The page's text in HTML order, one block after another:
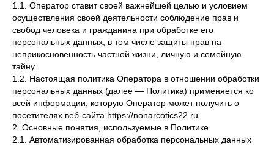
1.1. Оператор ставит своей важнейшей целью и условием
осуществления своей деятельности соблюдение прав и
свобод человека и гражданина при обработке его
персональных данных, в том числе защиты прав на
неприкосновенность частной жизни, личную и семейную
тайну.
1.2. Настоящая политика Оператора в отношении обработки
персональных данных (далее — Политика) применяется ко
всей информации, которую Оператор может получить о
посетителях веб-сайта https://nonarcotics22.ru.
2. Основные понятия, используемые в Политике
2.1. Автоматизированная обработка персональных данных